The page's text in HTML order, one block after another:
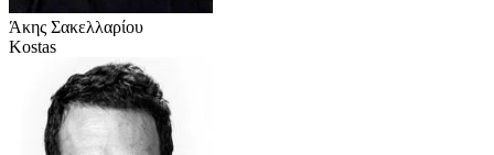
Άκης Σακελλαρίου
Kostas